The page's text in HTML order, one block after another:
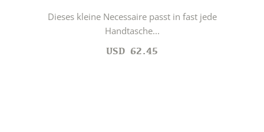
Dieses kleine Necessaire passt in fast jede
Handtasche...
USD 62.45